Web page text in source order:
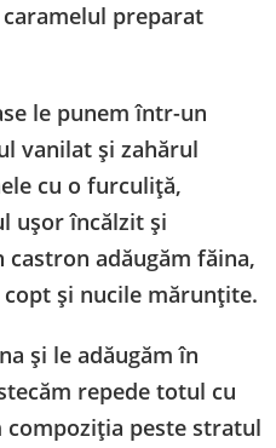
preparat
le punem într-un
vanilat și zahărul
cu o furculiță,
ușor încălzit și
adăugăm făina,
și nucile mărunțite.
și le adăugăm în
repede totul cu
peste stratul